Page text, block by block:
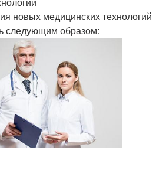
новых медицинских технологий
следующим образом: